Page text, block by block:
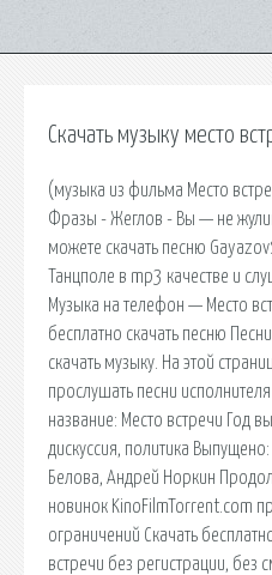
Скачать музыку место
(музыка из фильма Место
Фразы - Жеглов - Вы — не
можете скачать песню
Танцполе в mp3 качестве и
Музыка на телефон — Место
бесплатно скачать песню
скачать музыку. На этой
прослушать песни
название: Место встречи Год
дискуссия, политика
Белова, Андрей Норкин
новинок KinoFilmTorrent.com
ограничений Скачать
встречи без регистрации,